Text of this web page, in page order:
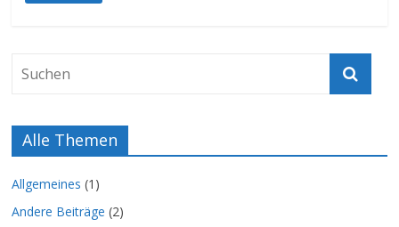
Alle Themen
Allgemeines (1)
Andere Beiträge (2)